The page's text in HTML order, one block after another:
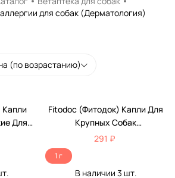
для собак (Дерматология)
(по возрастанию)
Капли
Для
Кошек
Fitodoc (Фитодок) Капли Для
Крупных Собак
Дерматологические АВЗ
291 ₽
1 г
В наличии 3 шт.